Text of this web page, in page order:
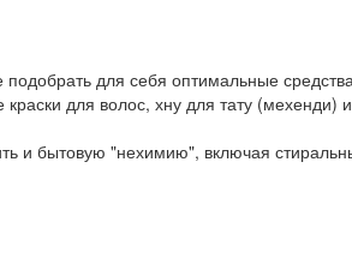
для себя оптимальные
для волос, хну для тату (мехенди)
и бытовую "нехимию", включая